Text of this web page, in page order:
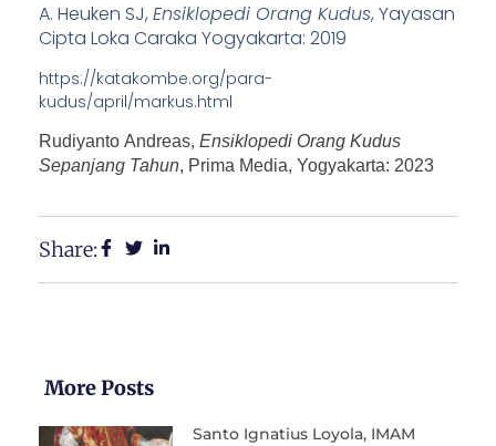
A. Heuken SJ, Ensiklopedi Orang Kudus, Yayasan
Cipta Loka Caraka Yogyakarta: 2019
https://katakombe.org/para-
kudus/april/markus.html
Rudiyanto Andreas, Ensiklopedi Orang Kudus
Sepanjang Tahun, Prima Media, Yogyakarta: 2023
Share:
More Posts
Santo Ignatius Loyola, IMAM